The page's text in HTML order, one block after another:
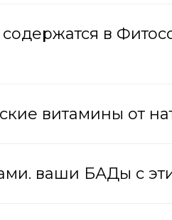
в
витамины от
ваши БАДы с